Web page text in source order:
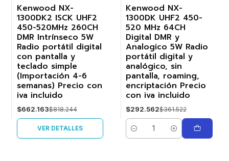
-19%
Agotado
Kenwood NX-
1300DK2 ISCK UHF2
450-520MHz 260CH
DMR Intrínseco 5W
Radio portátil digital
con pantalla y
teclado simple
(Importación 4-6
semanas) Precio con
iva incluido
$662.163$818.244
VER DETALLES
-19%
Kenwood NX-
1300DK UHF2 450-
520 MHz 64CH
Digital DMR y
Analogico 5W Radio
portátil digital y
analógico, sin
pantalla, roaming,
encriptación Precio
con iva incluido
$292.562$361.522
Cantidad